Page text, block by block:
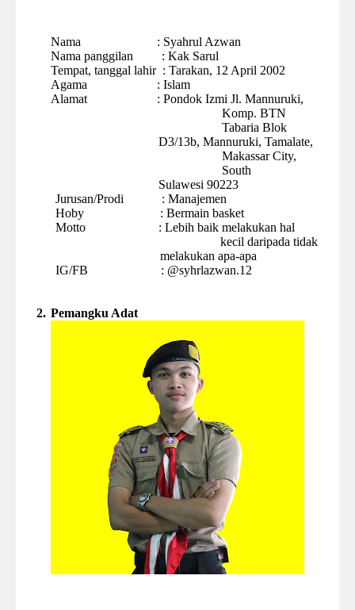
Nama : Syahrul Azwan
Nama panggilan
:Kak Sarul
Tempat, tanggal lahir: Tarakan, 12 April 2002
Agama
: Islam
Alamat
:Pondok Izmi Jl. Mannuruki,
Komp. BTN
Tabaria Blok
D3/13b, Mannuruki, Tamalate,
Makassar City,
South
Sulawesi 90223
Jurusan/Prodi :Manajemen
Hoby
:Bermain basket
Motto
:Lebih baik melakukan hal
kecil daripada tidak
melakukan apa-apa
IG/FB
: @syhrlazwan.12
2. Pemangku Adat